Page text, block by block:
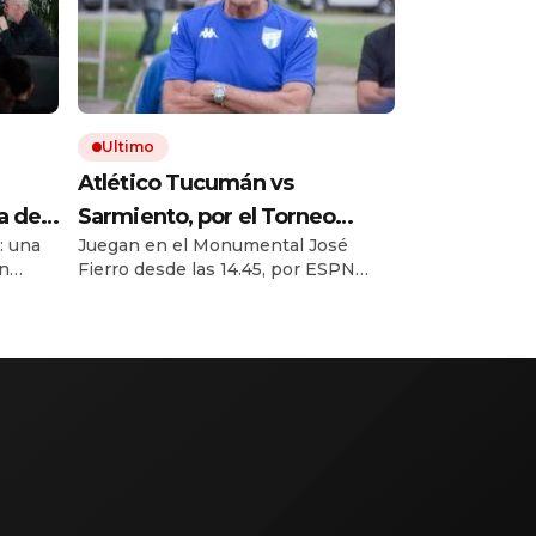
de
una
Ultimo
Atlético Tucumán vs
Sarmiento, por el Torneo
Clausura EN VIVO: a qué hora
juegan, formaciones y cómo
Juegan en el Monumental José
Fierro desde las 14.45, por ESPN
permanencia.